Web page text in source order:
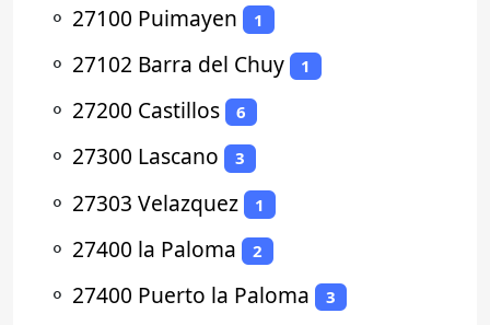
⚬ 27100 Puimayen 1
⚬ 27102 Barra del Chuy 1
⚬ 27200 Castillos 6
⚬ 27300 Lascano 3
⚬ 27303 Velazquez 1
⚬ 27400 la Paloma 2
⚬ 27400 Puerto la Paloma 3